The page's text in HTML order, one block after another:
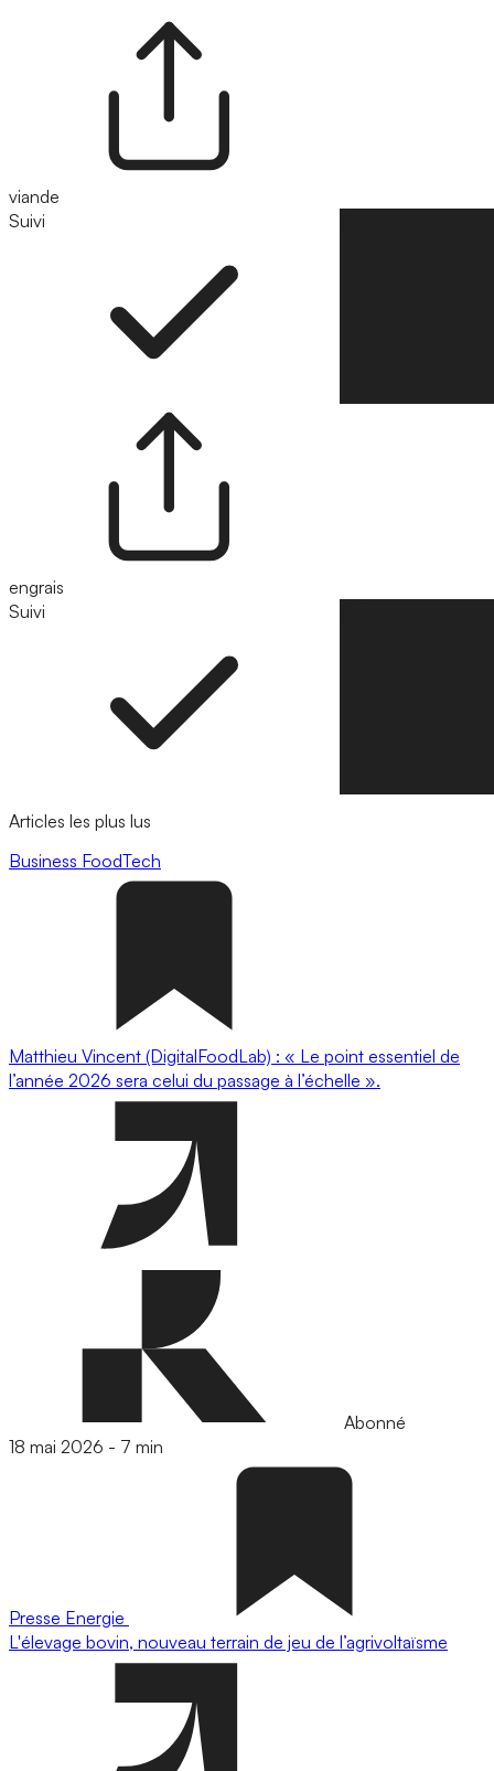
viande
Suivi
engrais
Suivi
Articles les plus lus
Business FoodTech
Matthieu Vincent (DigitalFoodLab) : « Le point essentiel de
l’année 2026 sera celui du passage à l’échelle ».
Abonné
18 mai 2026 - 7 min
Presse Energie
L'élevage bovin, nouveau terrain de jeu de l’agrivoltaïsme